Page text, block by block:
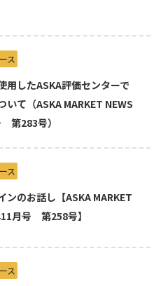
ス
用したASKA評価センターで
いて（ASKA MARKET NEWS
第283号）
ス
ンのお話し【ASKA MARKET
月号 第258号】
ス